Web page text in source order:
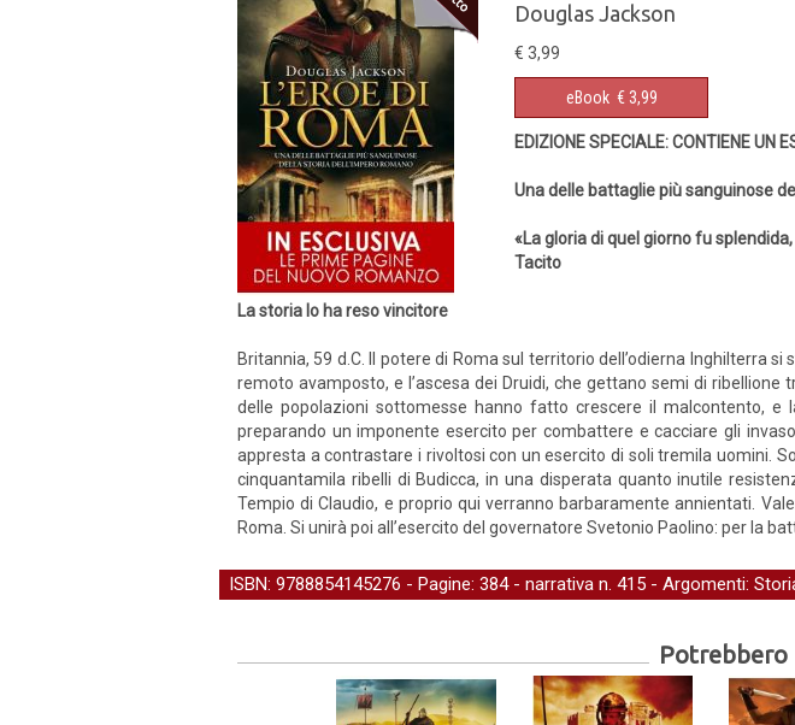
Douglas Jackson
€ 3,99
eBook € 3,99
EDIZIONE SPECIALE: CONTIENE UN
Una delle battaglie più sanguinose
«La gloria di quel giorno fu
Tacito
La storia lo ha reso vincitore
Britannia, 59 d.C. Il potere di Roma sul territorio dell’odierna Inghilterra
remoto avamposto, e l’ascesa dei Druidi, che gettano semi di
delle popolazioni sottomesse hanno fatto crescere il malcontento,
preparando un imponente esercito per combattere e cacciare gli
appresta a contrastare i rivoltosi con un esercito di soli tremila uomini.
cinquantamila ribelli di Budicca, in una disperata quanto inutile
Tempio di Claudio, e proprio qui verranno barbaramente annientati.
Roma. Si unirà poi all’esercito del governatore Svetonio Paolino: per la
ISBN: 9788854145276 - Pagine: 384 - narrativa n. 415 - Argomenti:
Potrebbero